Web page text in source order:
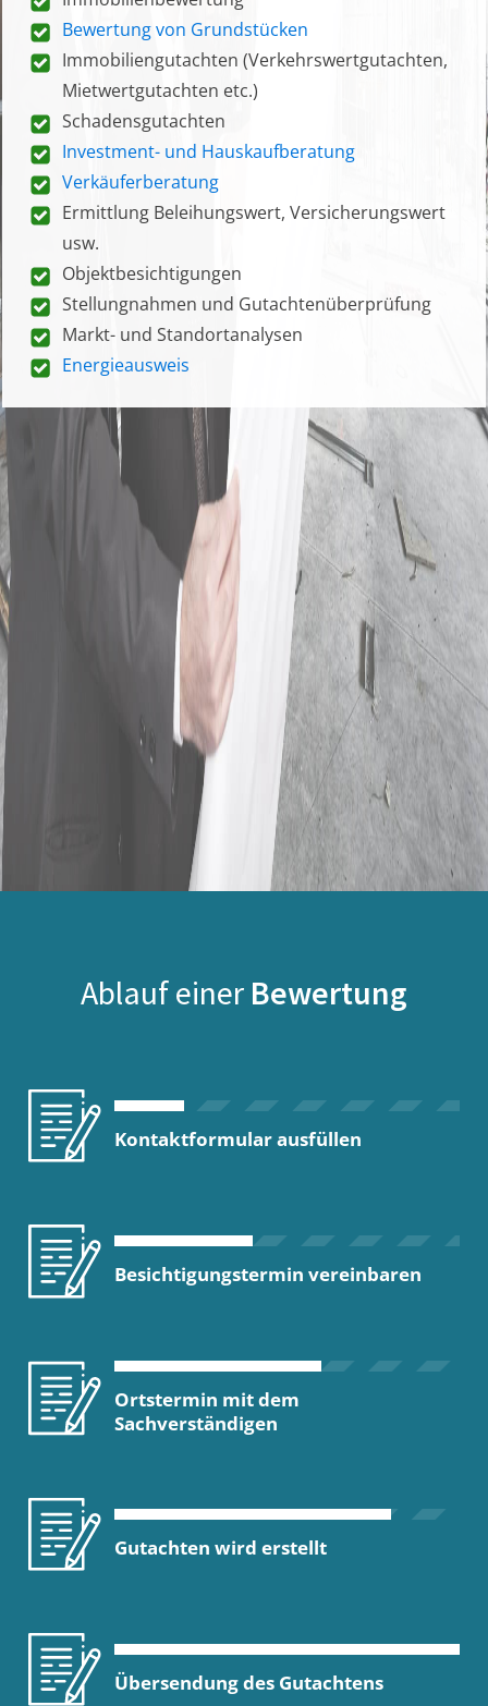
Bewertung von Grundstücken
Immobiliengutachten (Verkehrswertgutachten,
Mietwertgutachten etc.)
Schadensgutachten
Investment- und Hauskaufberatung
Verkäuferberatung
Ermittlung Beleihungswert, Versicherungswert
usw.
Objektbesichtigungen
Stellungnahmen und Gutachtenüberprüfung
Markt- und Standortanalysen
Energieausweis
Ablauf einer Bewertung
Kontaktformular ausfüllen
Besichtigungstermin vereinbaren
Ortstermin mit dem
Sachverständigen
Gutachten wird erstellt
Übersendung des Gutachtens